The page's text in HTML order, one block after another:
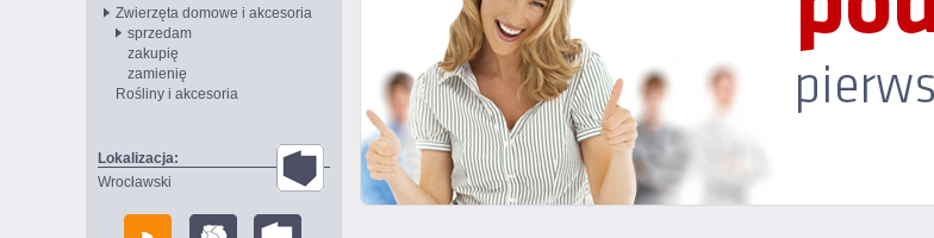
Zwierzęta domowe i akcesoria
sprzedam
zakupię
zamienię
Rośliny i akcesoria
Lokalizacja:
Wrocławski